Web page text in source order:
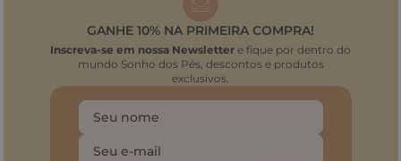
GANHE 10% NA PRIMEIRA COMPRA!
Inscreva-se em nossa Newsletter e fique por dentro do
mundo Sonho dos Pés, descontos e produtos
exclusivos.